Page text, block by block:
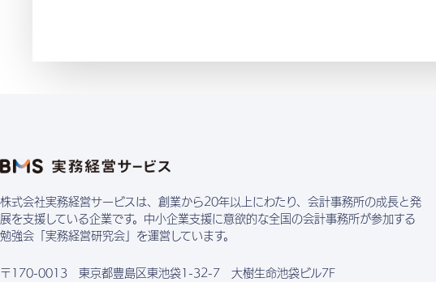
株式会社実務経営サービスは、創業から20年以上にわたり、会計事務所の成長と発
展を支援している企業です。中小企業支援に意欲的な全国の会計事務所が参加する
勉強会「実務経営研究会」を運営しています。
〒170-0013 東京都豊島区東池袋1-32-7 大樹生命池袋ビル7F